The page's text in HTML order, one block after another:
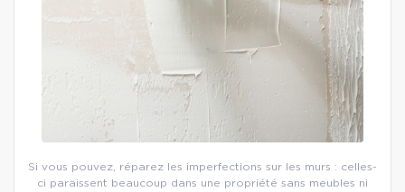
Si vous pouvez, réparez les imperfections sur les murs : celles-
ci paraissent beaucoup dans une propriété sans meubles ni